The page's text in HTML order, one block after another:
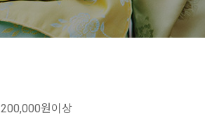
200,000원이상